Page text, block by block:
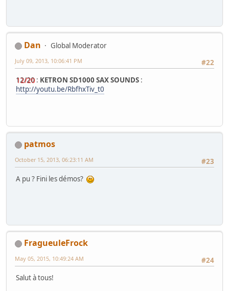
Dan
Global Moderator
#22
July 09, 2013, 10:06:41 PM
12/20: KETRON SD1000 SAX SOUNDS :
http://youtu.be/RbfhxTiv_t0
patmos
#23
October 15, 2013, 06:23:11 AM
A pu ? Fini les démos?
FragueuleFrock
#24
May 05, 2015, 10:49:24 AM
Salut à tous!